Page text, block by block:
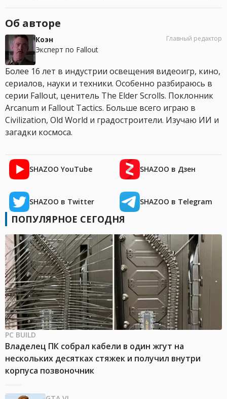
Об авторе
Коэн
Эксперт по Fallout
Главный редактор
Более 16 лет в индустрии освещения видеоигр, кино,
сериалов, науки и техники. Особенно разбираюсь в
серии Fallout, ценитель The Elder Scrolls. Поклонник
Arcanum и Fallout Tactics. Больше всего играю в
Civilization, Old World и градостроители. Изучаю ИИ и
загадки космоса.
SHAZOO YouTube SHAZOO в Дзен
SHAZOO в Twitter SHAZOO в Telegram
ПОПУЛЯРНОЕ СЕГОДНЯ
PC BUILD
Владелец ПК собрал кабели в один жгут на
нескольких десятках стяжек и получил внутри
корпуса позвоночник